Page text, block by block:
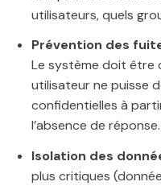
utilisateurs, quels
Prévention des
Le système doit être
utilisateur ne puisse
confidentielles à
l’absence de réponse.
Isolation des
plus critiques